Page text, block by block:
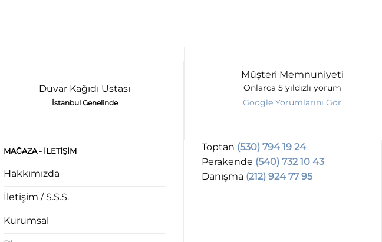
Duvar Kağıdı Ustası
İstanbul Genelinde
Müşteri Memnuniyeti
Onlarca 5 yıldızlı yorum
Google Yorumlarını Gör
MAĞAZA - ILETIŞIM
Hakkımızda
İletişim / S.S.S.
Kurumsal
Toptan (530) 794 19 24
Perakende (540) 732 10 43
Danışma (212) 924 77 95